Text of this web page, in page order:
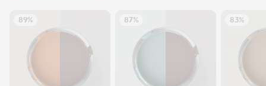
89% 87% 83%